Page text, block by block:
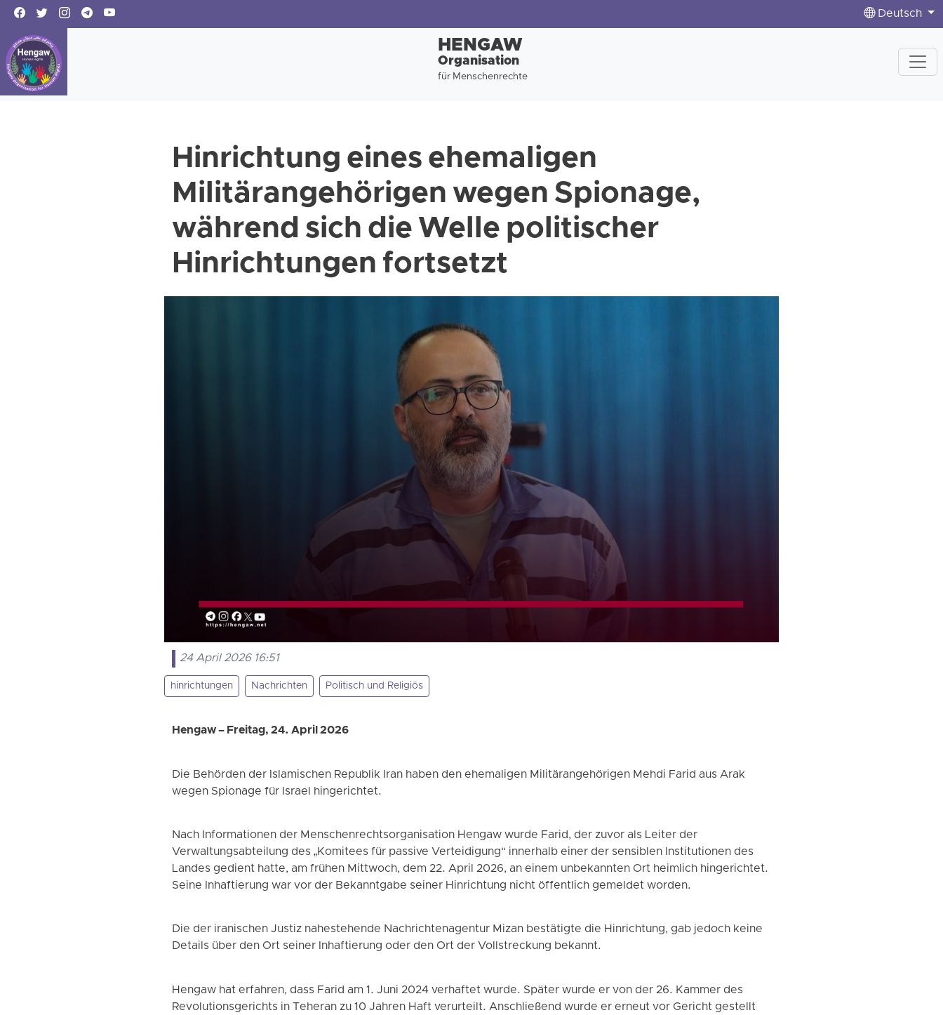
Deutsch
HENGAW
Organisation
für Menschenrechte
Hinrichtung eines ehemaligen
Militärangehörigen wegen Spionage,
während sich die Welle politischer
Hinrichtungen fortsetzt
24 April 2026 16:51
hinrichtungen Nachrichten Politisch und Religiös
Hengaw – Freitag, 24. April 2026
Die Behörden der Islamischen Republik Iran haben den ehemaligen Militärangehörigen Mehdi Farid aus Arak
wegen Spionage für Israel hingerichtet.
Nach Informationen der Menschenrechtsorganisation Hengaw wurde Farid, der zuvor als Leiter der
Verwaltungsabteilung des „Komitees für passive Verteidigung“ innerhalb einer der sensiblen Institutionen des
Landes gedient hatte, am frühen Mittwoch, dem 22. April 2026, an einem unbekannten Ort heimlich hingerichtet.
Seine Inhaftierung war vor der Bekanntgabe seiner Hinrichtung nicht öffentlich gemeldet worden.
Die der iranischen Justiz nahestehende Nachrichtenagentur Mizan bestätigte die Hinrichtung, gab jedoch keine
Details über den Ort seiner Inhaftierung oder den Ort der Vollstreckung bekannt.
Hengaw hat erfahren, dass Farid am 1. Juni 2024 verhaftet wurde. Später wurde er von der 26. Kammer des
Revolutionsgerichts in Teheran zu 10 Jahren Haft verurteilt. Anschließend wurde er erneut vor Gericht gestellt